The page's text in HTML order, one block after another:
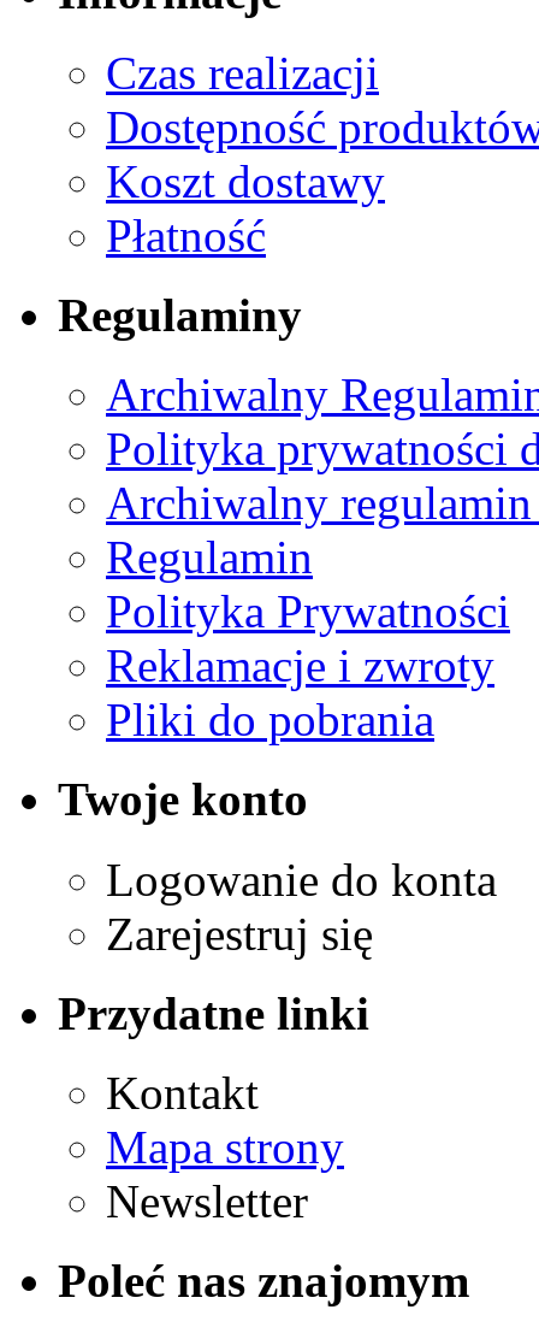
Czas realizacji
Dostępność
Koszt dostawy
Płatność
Regulaminy
Archiwalny
Polityka prywatności
Archiwalny
Regulamin
Polityka Prywatności
Reklamacje i zwroty
Pliki do pobrania
Twoje konto
Logowanie do konta
Zarejestruj się
Przydatne linki
Kontakt
Mapa strony
Newsletter
Poleć nas znajomym